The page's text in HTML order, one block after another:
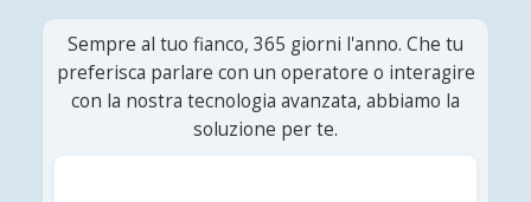
Sempre al tuo fianco, 365 giorni l'anno. Che tu
preferisca parlare con un operatore o interagire
con la nostra tecnologia avanzata, abbiamo la
soluzione per te.